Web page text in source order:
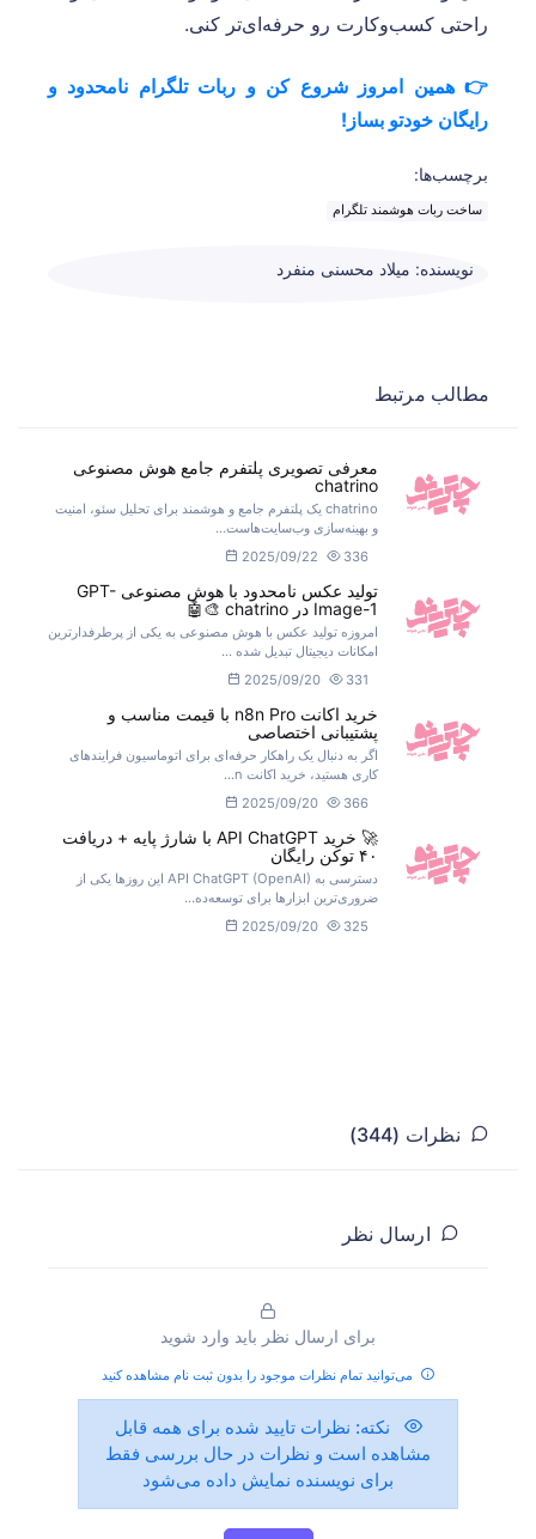
راحتی کسب‌وکارت رو حرفه‌ای‌تر کنی.
👉 همین امروز شروع کن و ربات تلگرام نامحدود و
رایگان خودتو بساز!
برچسب‌ها:
ساخت ربات هوشمند تلگرام
نویسنده: میلاد محسنی منفرد
مطالب مرتبط
معرفی تصویری پلتفرم جامع هوش مصنوعی
chatrino
chatrino یک پلتفرم جامع و هوشمند برای تحلیل سئو، امنیت
و بهینه‌سازی وب‌سایت‌هاست...
2025/09/22
336
تولید عکس نامحدود با هوش مصنوعی GPT-
Image-1 در chatrino 🎨🤖
امروزه تولید عکس با هوش مصنوعی به یکی از پرطرفدارترین
امکانات دیجیتال تبدیل شده ...
2025/09/20
331
خرید اکانت n8n Pro با قیمت مناسب و
پشتیبانی اختصاصی
اگر به دنبال یک راهکار حرفه‌ای برای اتوماسیون فرایندهای
کاری هستید، خرید اکانت n...
2025/09/20
366
🚀 خرید API ChatGPT با شارژ پایه + دریافت
۴۰ توکن رایگان
دسترسی به API ChatGPT (OpenAI) این روزها یکی از
ضروری‌ترین ابزارها برای توسعه‌ده...
2025/09/20
325
نظرات (344)
ارسال نظر
برای ارسال نظر باید وارد شوید
می‌توانید تمام نظرات موجود را بدون ثبت نام مشاهده کنید
نکته: نظرات تایید شده برای همه قابل
مشاهده است و نظرات در حال بررسی فقط
برای نویسنده نمایش داده می‌شود